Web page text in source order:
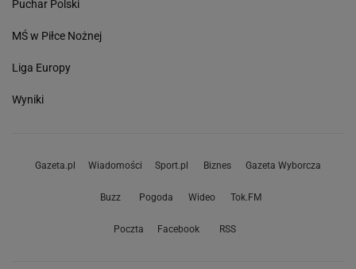
Puchar Polski
MŚ w Piłce Nożnej
Liga Europy
Wyniki
Gazeta.pl Wiadomości Sport.pl Biznes Gazeta Wyborcza
Buzz Pogoda Wideo Tok.FM
Poczta Facebook RSS